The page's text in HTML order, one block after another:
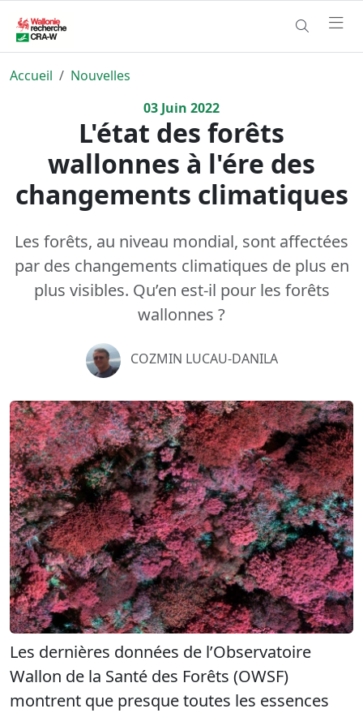
Accueil
Nouvelles
03 Juin 2022
L'état des forêts
wallonnes à l'ére des
changements climatiques
Les forêts, au niveau mondial, sont affectées
par des changements climatiques de plus en
plus visibles. Qu’en est-il pour les forêts
wallonnes ?
COZMIN LUCAU-DANILA
Les dernières données de l’Observatoire
Wallon de la Santé des Forêts (OWSF)
montrent que presque toutes les essences